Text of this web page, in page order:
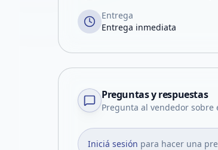
Entrega
Entrega inmediata
Preguntas y respuestas
Pregunta al vendedor sobre
Iniciá sesión para hacer una